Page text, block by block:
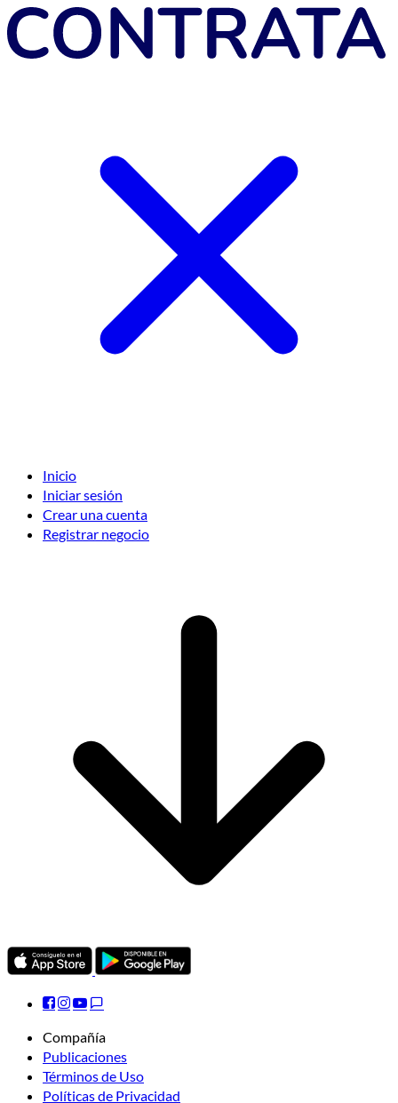
Inicio
Iniciar sesión
Crear una cuenta
Registrar negocio
Compañía
Publicaciones
Términos de Uso
Políticas de Privacidad